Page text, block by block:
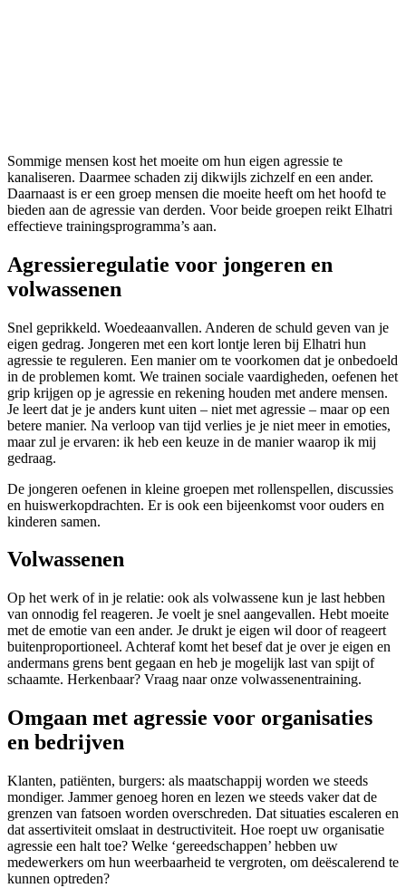
Sommige mensen kost het moeite om hun eigen agressie te
kanaliseren. Daarmee schaden zij dikwijls zichzelf en een ander.
Daarnaast is er een groep mensen die moeite heeft om het hoofd te
bieden aan de agressie van derden. Voor beide groepen reikt Elhatri
effectieve trainingsprogramma’s aan.
Agressieregulatie voor jongeren en
volwassenen
Snel geprikkeld. Woedeaanvallen. Anderen de schuld geven van je
eigen gedrag. Jongeren met een kort lontje leren bij Elhatri hun
agressie te reguleren. Een manier om te voorkomen dat je onbedoeld
in de problemen komt. We trainen sociale vaardigheden, oefenen het
grip krijgen op je agressie en rekening houden met andere mensen.
Je leert dat je je anders kunt uiten – niet met agressie – maar op een
betere manier. Na verloop van tijd verlies je je niet meer in emoties,
maar zul je ervaren: ik heb een keuze in de manier waarop ik mij
gedraag.
De jongeren oefenen in kleine groepen met rollenspellen, discussies
en huiswerkopdrachten. Er is ook een bijeenkomst voor ouders en
kinderen samen.
Volwassenen
Op het werk of in je relatie: ook als volwassene kun je last hebben
van onnodig fel reageren. Je voelt je snel aangevallen. Hebt moeite
met de emotie van een ander. Je drukt je eigen wil door of reageert
buitenproportioneel. Achteraf komt het besef dat je over je eigen en
andermans grens bent gegaan en heb je mogelijk last van spijt of
schaamte. Herkenbaar? Vraag naar onze volwassenentraining.
Omgaan met agressie voor organisaties
en bedrijven
Klanten, patiënten, burgers: als maatschappij worden we steeds
mondiger. Jammer genoeg horen en lezen we steeds vaker dat de
grenzen van fatsoen worden overschreden. Dat situaties escaleren en
dat assertiviteit omslaat in destructiviteit. Hoe roept uw organisatie
agressie een halt toe? Welke ‘gereedschappen’ hebben uw
medewerkers om hun weerbaarheid te vergroten, om deëscalerend te
kunnen optreden?